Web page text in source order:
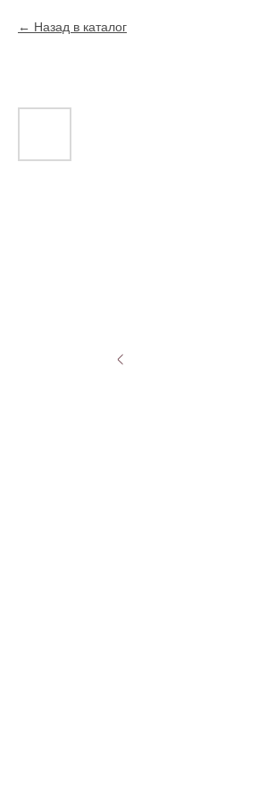
Назад в каталог